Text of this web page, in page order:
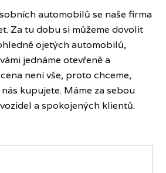
automobilů se naše firma
Za tu dobu si můžeme dovolit
ojetých automobilů,
jednáme otevřeně a
není vše, proto chceme,
kupujete. Máme za sebou
a spokojených klientů.